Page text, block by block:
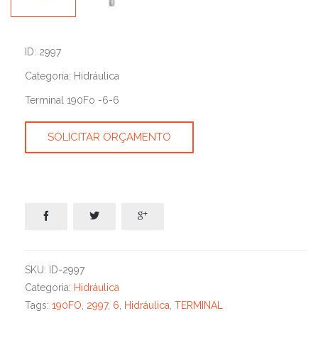
ID: 2997
Categoria: Hidráulica
Terminal 190Fo -6-6
SOLICITAR ORÇAMENTO
  
SKU:
ID-2997
Categoria: Hidráulica
Tags: 190FO 2997, 6 Hidráulica TERMINAL